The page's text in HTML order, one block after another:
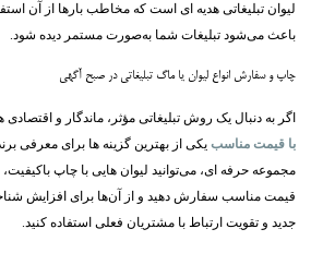
لیوان تبلیغاتی هدیه ‌ای است که مخاطب بارها از آن
باعث می‌شود تبلیغات شما به‌صورت مستمر دیده شود.
چاپ و سفارش انواع لیوان یا ماگ تبلیغاتی در صبح آگهی
اگر به دنبال یک روش تبلیغاتی مؤثر، ماندگار و اقتصادی
با قیمت مناسبیکی از بهترین گزینه ‌ها برای معرفی
مجموعه حرفه ‌ای، می‌توانید لیوان‌ هایی با چاپ
قیمت مناسب سفارش دهید و از آن‌ها برای افزایش
جدید و تقویت ارتباط با مشتریان فعلی استفاده کنید.